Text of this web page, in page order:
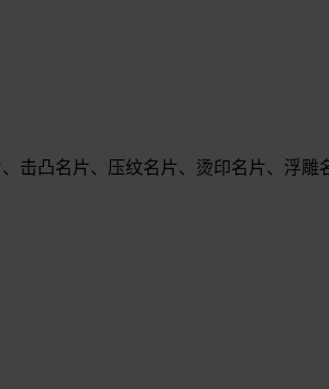
击凸名片、压纹名片、烫印名片、浮